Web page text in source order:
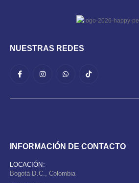
NUESTRAS REDES
INFORMACIÓN DE CONTACTO
LOCACIÓN:
Bogotá D.C., Colombia